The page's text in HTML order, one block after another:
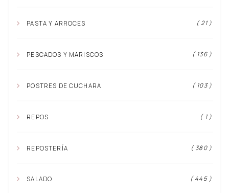
PASTA Y ARROCES ( 21 )
PESCADOS Y MARISCOS ( 136 )
POSTRES DE CUCHARA ( 103 )
REPOS ( 1 )
REPOSTERÍA ( 380 )
SALADO ( 445 )